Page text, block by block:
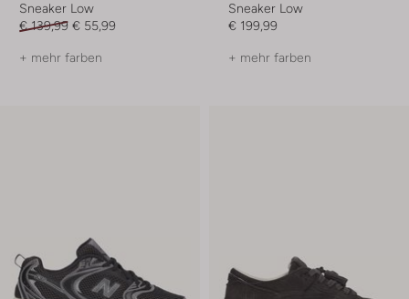
Sneaker Low
€ 139,99 € 55,99
+ mehr farben
Sneaker Low
€ 199,99
+ mehr farben